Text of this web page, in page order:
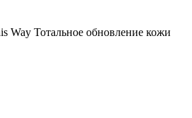
Тотальное обновление кожи